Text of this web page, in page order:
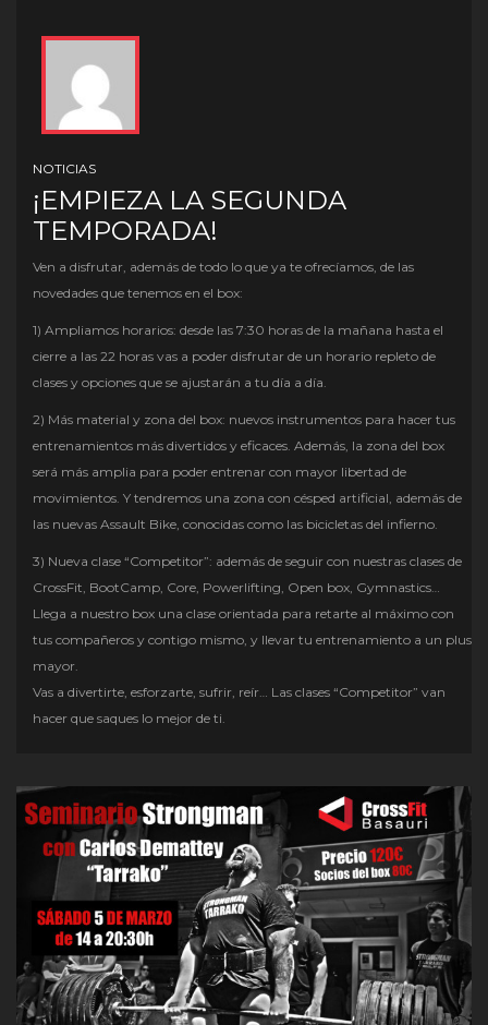
NOTICIAS
¡EMPIEZA LA SEGUNDA
TEMPORADA!
Ven a disfrutar, además de todo lo que ya te ofrecíamos, de las
novedades que tenemos en el box:
1) Ampliamos horarios: desde las 7:30 horas de la mañana hasta el
cierre a las 22 horas vas a poder disfrutar de un horario repleto de
clases y opciones que se ajustarán a tu día a día.
2) Más material y zona del box: nuevos instrumentos para hacer tus
entrenamientos más divertidos y eficaces. Además, la zona del box
será más amplia para poder entrenar con mayor libertad de
movimientos. Y tendremos una zona con césped artificial, además de
las nuevas Assault Bike, conocidas como las bicicletas del infierno.
3) Nueva clase “Competitor”: además de seguir con nuestras clases de
CrossFit, BootCamp, Core, Powerlifting, Open box, Gymnastics…
Llega a nuestro box una clase orientada para retarte al máximo con
tus compañeros y contigo mismo, y llevar tu entrenamiento a un plus
mayor.
Vas a divertirte, esforzarte, sufrir, reír… Las clases “Competitor” van
hacer que saques lo mejor de ti.